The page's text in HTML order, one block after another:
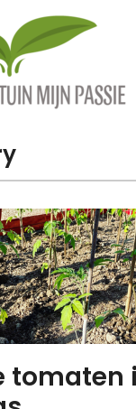
tomaten